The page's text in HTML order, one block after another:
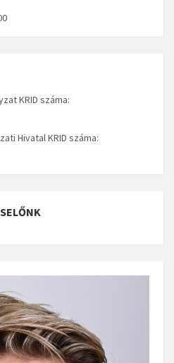
KRID száma:
Hivatal KRID száma: